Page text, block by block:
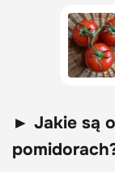
► Jakie są